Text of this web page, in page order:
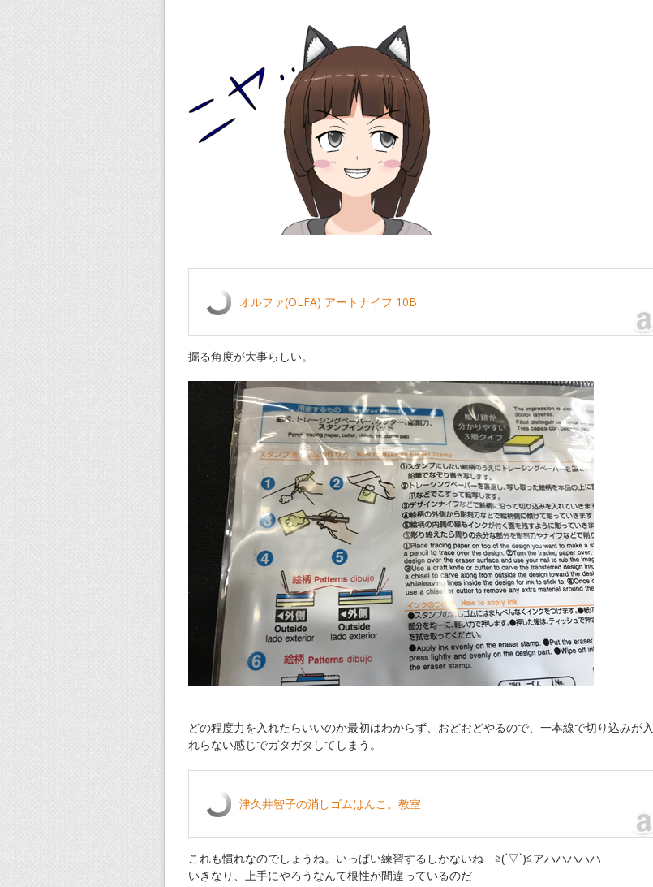
オルファ(OLFA) アートナイフ 10B
掘る角度が大事らしい。
どの程度力を入れたらいいのか最初はわからず、おどおどやるので、一本線で切り込みが入
れらない感じでガタガタしてしまう。
津久井智子の消しゴムはんこ。教室
これも慣れなのでしょうね。いっぱい練習するしかないね ≧(´▽`)≦アハハハハハ
いきなり、上手にやろうなんて根性が間違っているのだ